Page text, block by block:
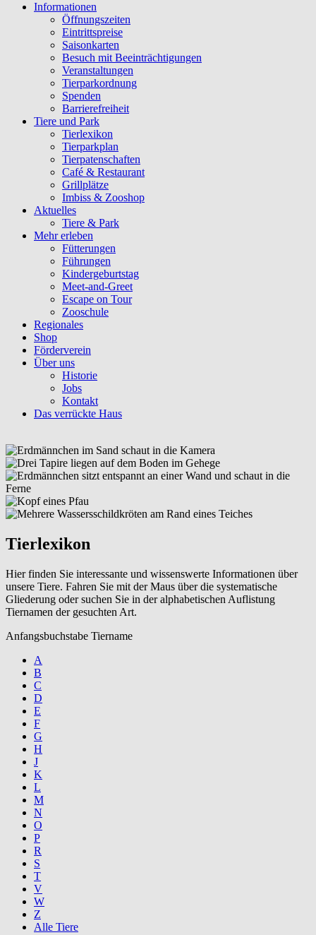
Informationen
Öffnungszeiten
Eintrittspreise
Saisonkarten
Besuch mit Beeinträchtigungen
Veranstaltungen
Tierparkordnung
Spenden
Barrierefreiheit
Tiere und Park
Tierlexikon
Tierparkplan
Tierpatenschaften
Café & Restaurant
Grillplätze
Imbiss & Zooshop
Aktuelles
Tiere & Park
Mehr erleben
Fütterungen
Führungen
Kindergeburtstag
Meet-and-Greet
Escape on Tour
Zooschule
Regionales
Shop
Förderverein
Über uns
Historie
Jobs
Kontakt
Das verrückte Haus
Tierlexikon
Hier finden Sie interessante und wissenswerte Informationen über
unsere Tiere. Fahren Sie mit der Maus über die systematische
Gliederung oder suchen Sie in der alphabetischen Auflistung
Tiernamen der gesuchten Art.
Anfangsbuchstabe Tiername
A
B
C
D
E
F
G
H
J
K
L
M
N
O
P
R
S
T
V
W
Z
Alle Tiere